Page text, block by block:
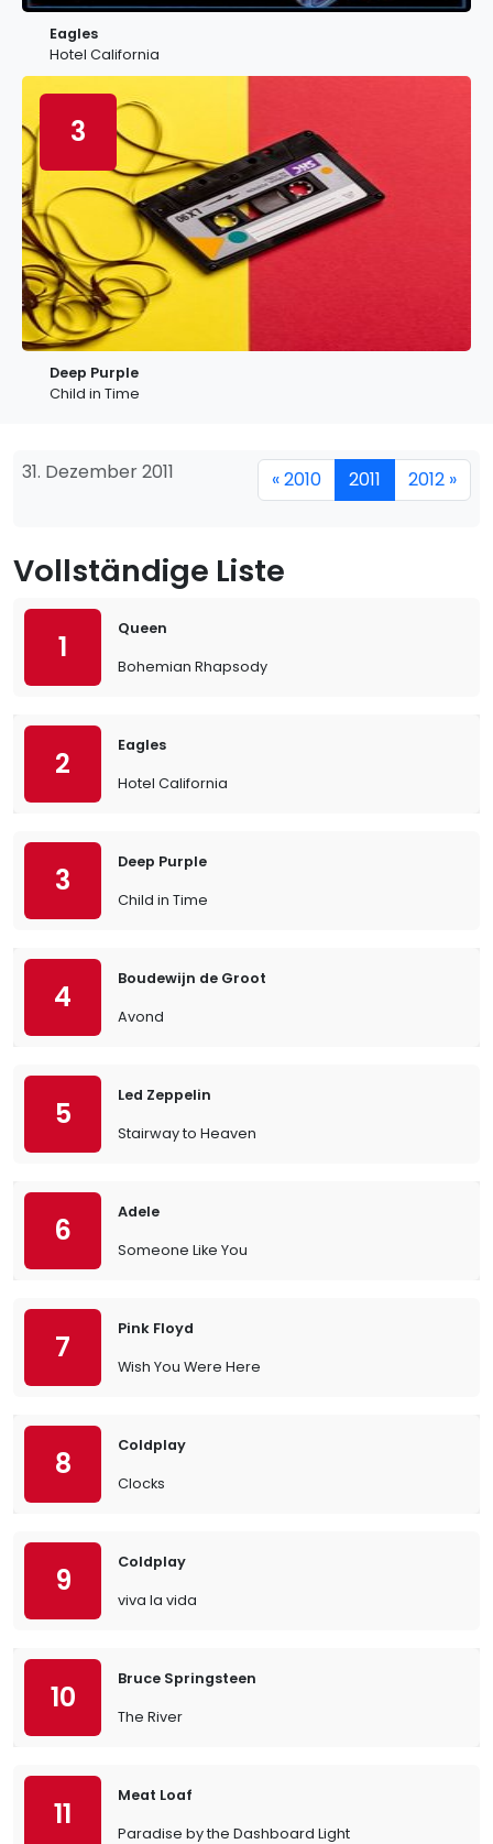
Eagles
Hotel California
3
Deep Purple
Child in Time
31. Dezember 2011 « 2010 2011 2012 »
Vollständige Liste
1
Queen
Bohemian Rhapsody
2
Eagles
Hotel California
3
Deep Purple
Child in Time
4
Boudewijn de Groot
Avond
5
Led Zeppelin
Stairway to Heaven
6
Adele
Someone Like You
7
Pink Floyd
Wish You Were Here
8
Coldplay
Clocks
9
Coldplay
viva la vida
10
Bruce Springsteen
The River
11
Meat Loaf
Paradise by the Dashboard Light